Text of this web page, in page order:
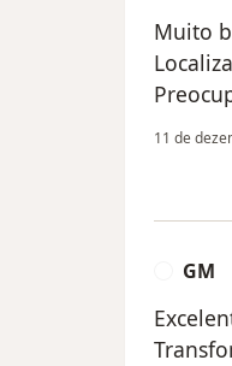
Muito
11 de
GM